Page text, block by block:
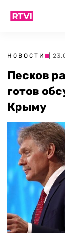
НОВОСТИ |
Песков
готов
Крыму